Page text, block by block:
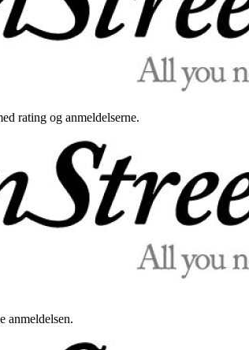
rating og anmeldelserne.
anmeldelsen.